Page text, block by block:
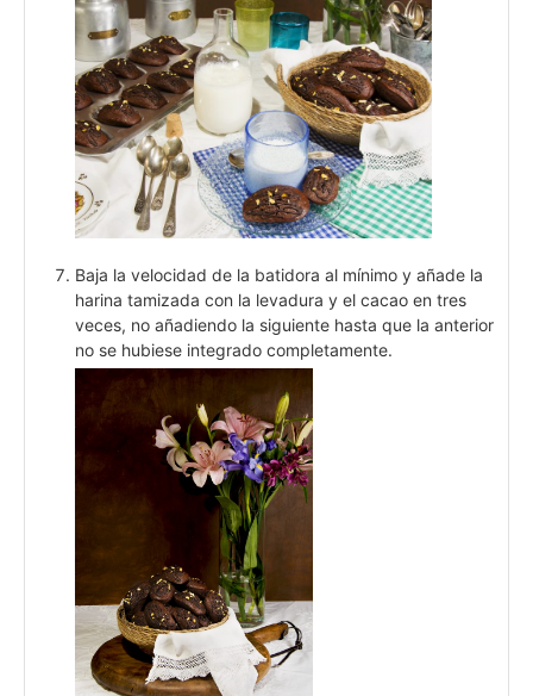
Baja la velocidad de la batidora al mínimo y añade la
harina tamizada con la levadura y el cacao en tres
veces, no añadiendo la siguiente hasta que la anterior
no se hubiese integrado completamente.